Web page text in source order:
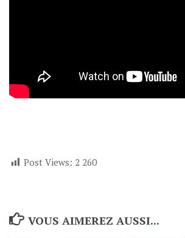
Post Views: 2 260
VOUS AIMEREZ AUSSI...